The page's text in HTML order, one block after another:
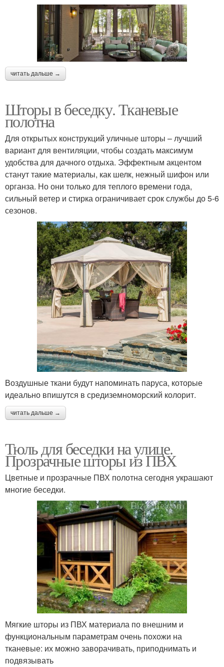
читать дальше →
Шторы в беседку. Тканевые
полотна
Для открытых конструкций уличные шторы – лучший
вариант для вентиляции, чтобы создать максимум
удобства для дачного отдыха. Эффектным акцентом
станут такие материалы, как шелк, нежный шифон или
органза. Но они только для теплого времени года,
сильный ветер и стирка ограничивает срок службы до 5-6
сезонов.
Воздушные ткани будут напоминать паруса, которые
идеально впишутся в средиземноморский колорит.
читать дальше →
Тюль для беседки на улице.
Прозрачные шторы из ПВХ
Цветные и прозрачные ПВХ полотна сегодня украшают
многие беседки.
Мягкие шторы из ПВХ материала по внешним и
функциональным параметрам очень похожи на
тканевые: их можно заворачивать, приподнимать и
подвязывать